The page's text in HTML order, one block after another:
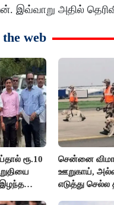
இவ்வாறு அதில்
web
ரூ.10
இழந்த
சென்னை
ஊறுகாய்,
எடுத்து